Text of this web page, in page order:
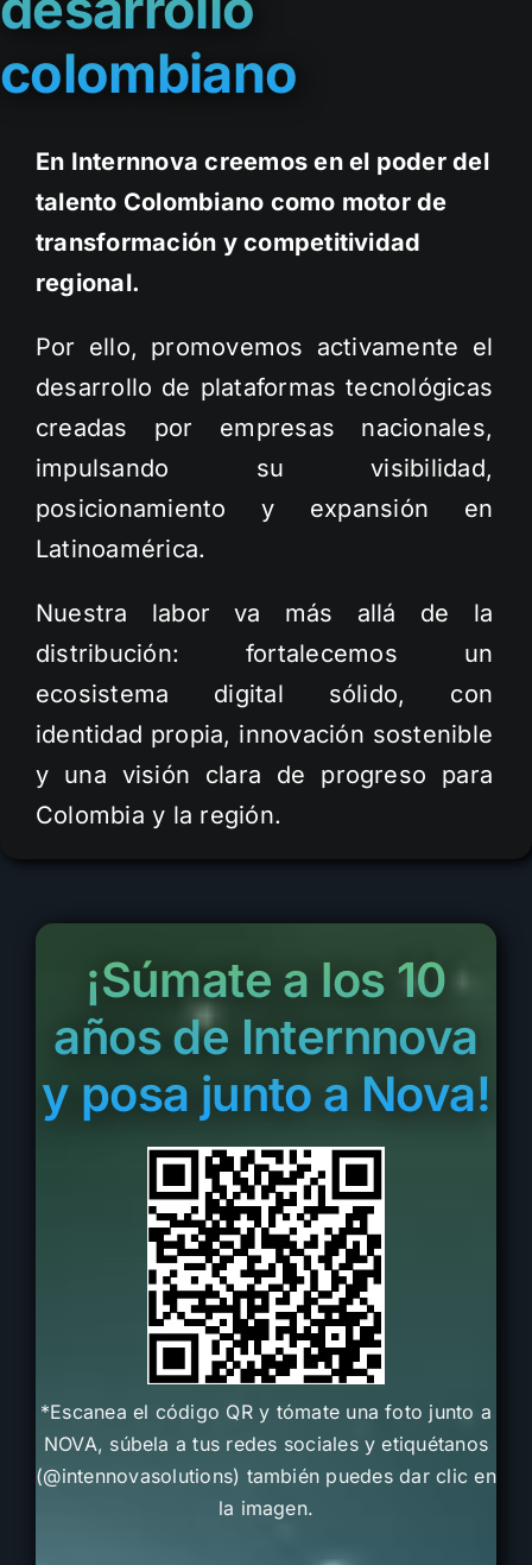
colombiano
En Internnova creemos en el poder del
talento Colombiano como motor de
transformación y competitividad
regional.
Por ello, promovemos activamente el
desarrollo de plataformas tecnológicas
creadas por empresas nacionales,
impulsando su visibilidad,
posicionamiento y expansión en
Latinoamérica.
Nuestra labor va más allá de la
distribución: fortalecemos un
ecosistema digital sólido, con
identidad propia, innovación sostenible
y una visión clara de progreso para
Colombia y la región.
¡Súmate a los 10
años de Internnova
y posa junto a Nova!
*Escanea el código QR y tómate una foto junto a
NOVA, súbela a tus redes sociales y etiquétanos
(@intennovasolutions) también puedes dar clic en
la imagen.